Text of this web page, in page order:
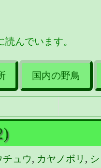
んでいます。
国内の野鳥
チュウ, カヤノボリ ,